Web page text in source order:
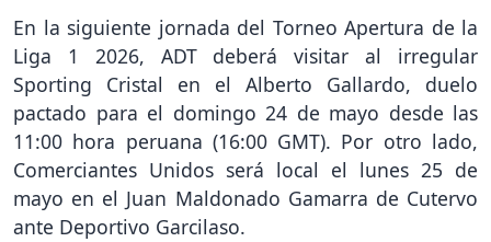
En la siguiente jornada del Torneo Apertura de la
Liga 1 2026, ADT deberá visitar al irregular
Sporting Cristal en el Alberto Gallardo, duelo
pactado para el domingo 24 de mayo desde las
11:00 hora peruana (16:00 GMT). Por otro lado,
Comerciantes Unidos será local el lunes 25 de
mayo en el Juan Maldonado Gamarra de Cutervo
ante Deportivo Garcilaso.